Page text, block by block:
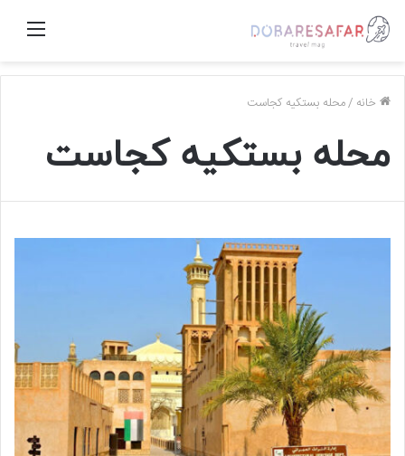
منو
خانه /محله بستکیه کجاست
محله بستکیه کجاست